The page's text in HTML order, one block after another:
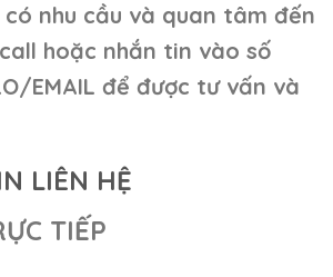
có nhu cầu và quan tâm đến
hoặc nhắn tin vào số
EMAIL để được tư vấn và
LIÊN HỆ
TIẾP